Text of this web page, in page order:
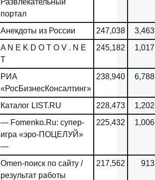
Развлекательный
портал
Анекдоты из России 247,038
A N E K D O T O V . N E
T
245,182
РИА
«РосБизнесКонсалтинг»
238,940
Каталог LIST.RU 228,473
— Fomenko.Ru: супер-
игра «эро-ПОЦЕЛУЙ»
—
225,432
Omen-поиск по сайту /
результат работы
217,562